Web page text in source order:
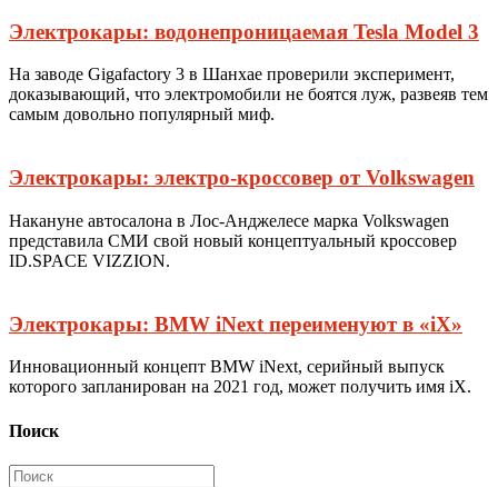
Электрокары: водонепроницаемая Tesla Model 3
На заводе Gigafactory 3 в Шанхае проверили эксперимент,
доказывающий, что электромобили не боятся луж, развеяв тем
самым довольно популярный миф.
Электрокары: электро-кроссовер от Volkswagen
Накануне автосалона в Лос-Анджелесе марка Volkswagen
представила СМИ свой новый концептуальный кроссовер
ID.SPACE VIZZION.
Электрокары: BMW iNext переименуют в «iX»
Инновационный концепт BMW iNext, серийный выпуск
которого запланирован на 2021 год, может получить имя iX.
Поиск